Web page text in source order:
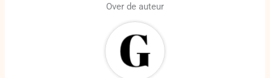
Over de auteur